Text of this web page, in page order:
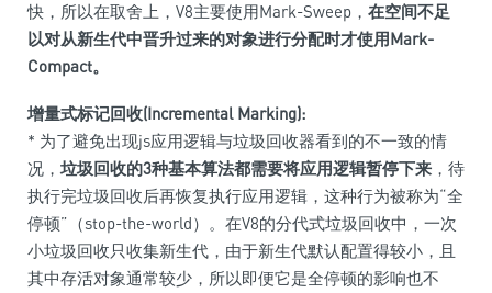
快，所以在取舍上，V8主要使用Mark-Sweep， 在空间不足
以对从新生代中晋升过来的对象进行分配时才使用Mark-
Compact。
增量式标记回收(Incremental Marking):
* 为了避免出现js应用逻辑与垃圾回收器看到的不一致的情
况，垃圾回收的3种基本算法都需要将应用逻辑暂停下来 ，待
执行完垃圾回收后再恢复执行应用逻辑，这种行为被称为“全
停顿”（stop-the-world）。在V8的分代式垃圾回收中，一次
小垃圾回收只收集新生代，由于新生代默认配置得较小，且
其中存活对象通常较少，所以即便它是全停顿的影响也不